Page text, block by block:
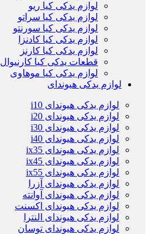
لوازم یدکی کیا ریو
لوازم یدکی کیا سراتو
لوازم یدکی کیا سورنتو
لوازم یدکی کیا کادنزا
لوازم یدکی کیا کارنز
قطعات یدکی کیا کارنیوال
لوازم یدکی کیا موهاوی
لوازم یدکی هیوندای
لوازم یدکی هیوندای i10
لوازم یدکی هیوندای i20
لوازم یدکی هیوندای i30
لوازم یدکی هیوندای i40
لوازم یدکی هیوندای ix35
لوازم یدکی هیوندای ix45
لوازم یدکی هیوندای ix55
لوازم یدکی هیوندای آزرا
لوازم یدکی هیوندای آوانته
لوازم یدکی هیوندای اکسنت
لوازم یدکی هیوندای النترا
لوازم یدکی هیوندای توسان